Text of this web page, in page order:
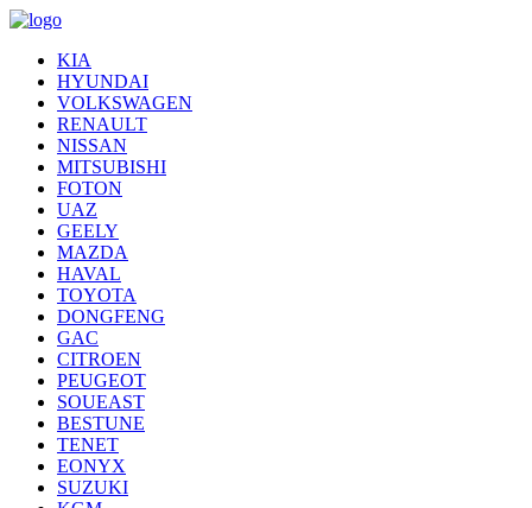
KIA
HYUNDAI
VOLKSWAGEN
RENAULT
NISSAN
MITSUBISHI
FOTON
UAZ
GEELY
MAZDA
HAVAL
TOYOTA
DONGFENG
GAC
CITROEN
PEUGEOT
SOUEAST
BESTUNE
TENET
EONYX
SUZUKI